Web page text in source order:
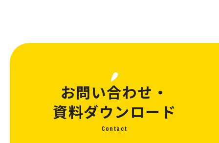
地の良いオフィス」の３つをキーワードに、ゾー
見通しの良い空間を活かし、個室は最小限に、個
室ブースなども使いながら構成しました。書庫や
ロッカースペースなどは、コア部分にまとめ、雑
多な部分は見えないような工夫をしています。メ
お問い合わせ・
資料ダウンロード
Contact